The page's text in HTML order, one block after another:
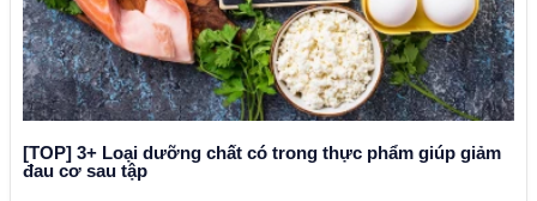
[TOP] 3+ Loại dưỡng chất có trong thực phẩm giúp giảm
đau cơ sau tập